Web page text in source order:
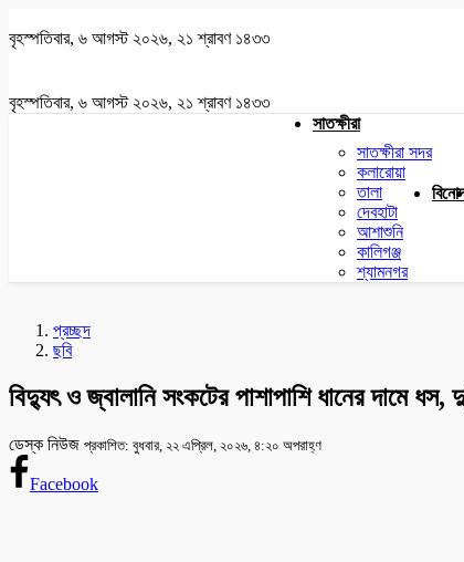
বৃহস্পতিবার, ৬ আগস্ট ২০২৬, ২১ শ্রাবণ ১৪৩৩
বৃহস্পতিবার, ৬ আগস্ট ২০২৬, ২১ শ্রাবণ ১৪৩৩
সাতক্ষীরা
সাতক্ষীরা সদর
কলারোয়া
তালা
দেবহাটা
আশাশুনি
কালিগঞ্জ
শ্যামনগর
প্রচ্ছদ
ছবি
বিদ্যুৎ ও জ্বালানি সংকটের পাশাপাশি ধানের দামে ধস,
ডেস্ক নিউজ প্রকাশিত: বুধবার, ২২ এপ্রিল, ২০২৬, ৪:২০ অপরাহ্ণ
Facebook